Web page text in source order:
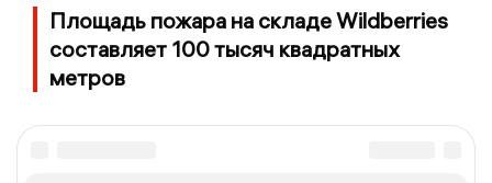
Площадь пожара на складе Wildberries
составляет 100 тысяч квадратных
метров